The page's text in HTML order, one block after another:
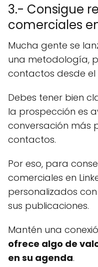
3.- Consigue
comerciales
Mucha gente se
una metodología,
contactos desde
Debes tener bien
la prospección es
conversación más
contactos.
Por eso, para
comerciales en
personalizados
sus publicaciones.
Mantén una
ofrece algo de
en su agenda.